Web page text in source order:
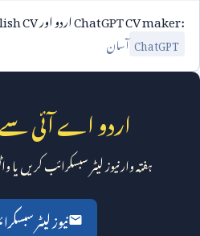
ChatGPT CV maker:اردو اورCV
ChatGPTآسان
اردو اے آئی
ہفتہ وار نیوز لیٹر سبسکرائب کریں
نیوز لیٹر